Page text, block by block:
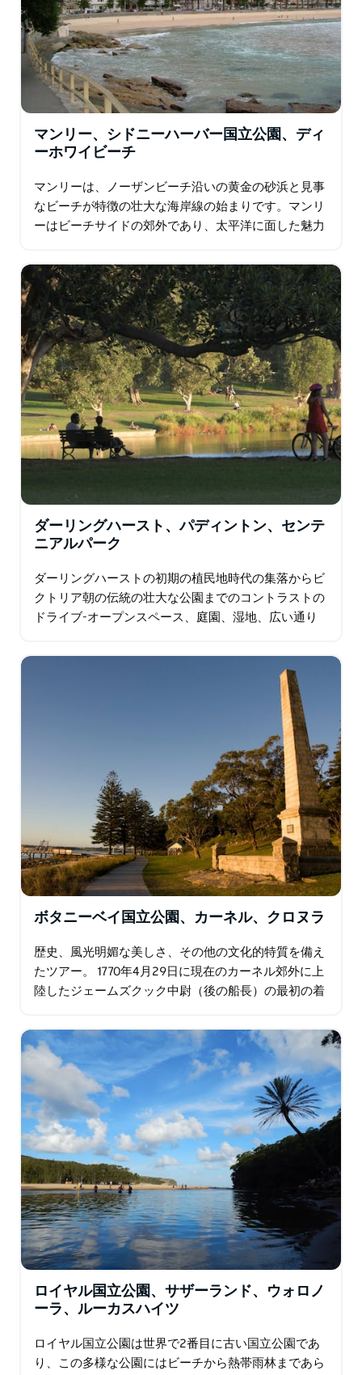
マンリー、シドニーハーバー国立公園、ディ
ーホワイビーチ
マンリーは、ノーザンビーチ沿いの黄金の砂浜と見事
なビーチが特徴の壮大な海岸線の始まりです。マンリ
ーはビーチサイドの郊外であり、太平洋に面した魅力
す。マンリーは、片側に広い海のビーチ…
ダーリングハースト、パディントン、センテ
ニアルパーク
ダーリングハーストの初期の植民地時代の集落からビ
クトリア朝の伝統の壮大な公園までのコントラストの
ドライブ-オープンスペース、庭園、湿地、広い通り
スポーツオブキングス、ラグビーリーグ…
ボタニーベイ国立公園、カーネル、クロヌラ
歴史、風光明媚な美しさ、その他の文化的特質を備え
たツアー。 1770年4月29日に現在のカーネル郊外に上
陸したジェームズクック中尉（後の船長）の最初の着
であるカーネルを訪れてください…
ロイヤル国立公園、サザーランド、ウォロノ
ーラ、ルーカスハイツ
ロイヤル国立公園は世界で2番目に古い国立公園であ
り、この多様な公園にはビーチから熱帯雨林まであら